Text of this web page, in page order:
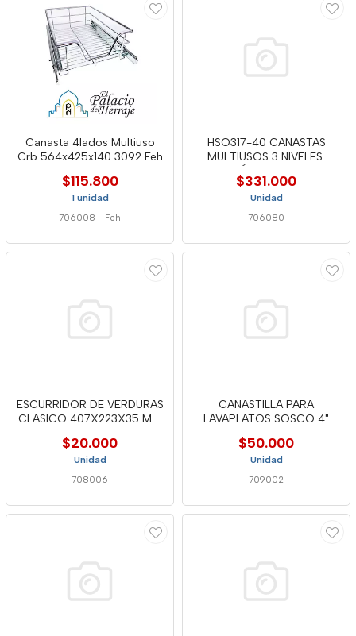
Canasta 4lados Multiuso
Crb 564x425x140 3092 Feh
$115.800
1 unidad
706008 - Feh
HSO317-40 CANASTAS
MULTIUSOS 3 NIVELES.
$331.000
Unidad
706080
ESCURRIDOR DE VERDURAS
CLASICO 407X223X35 MM
$20.000
Unidad
708006
CANASTILLA PARA
LAVAPLATOS SOSCO 4"
$50.000
Unidad
709002